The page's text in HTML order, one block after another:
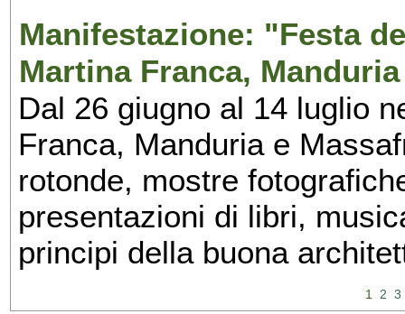
Manifestazione: "Festa
Martina Franca,
Dal 26 giugno al 14 luglio
Franca, Manduria e
rotonde, mostre
presentazioni di libri,
principi della buona
1 2 3